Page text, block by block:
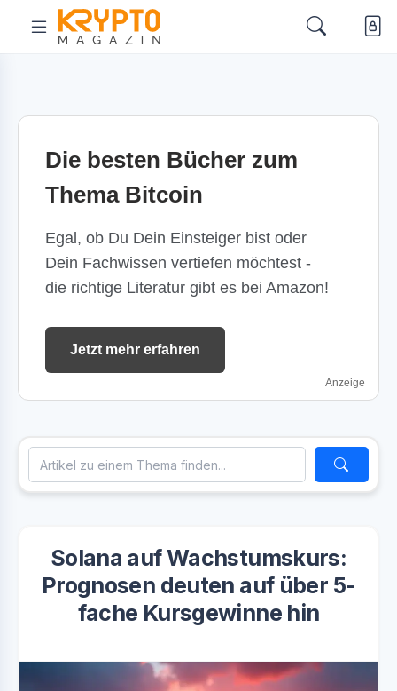
Die besten Bücher zum
Thema Bitcoin
Egal, ob Du Dein Einsteiger bist oder
Dein Fachwissen vertiefen möchtest -
die richtige Literatur gibt es bei Amazon!
Jetzt mehr erfahren
Anzeige
Solana auf Wachstumskurs:
Prognosen deuten auf über 5-
fache Kursgewinne hin